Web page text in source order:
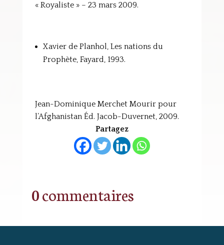
« Royaliste » – 23 mars 2009.
Xavier de Planhol, Les nations du
Prophète, Fayard, 1993.
Jean-Dominique Merchet Mourir pour
l’Afghanistan Éd. Jacob-Duvernet, 2009.
Partagez
0 commentaires